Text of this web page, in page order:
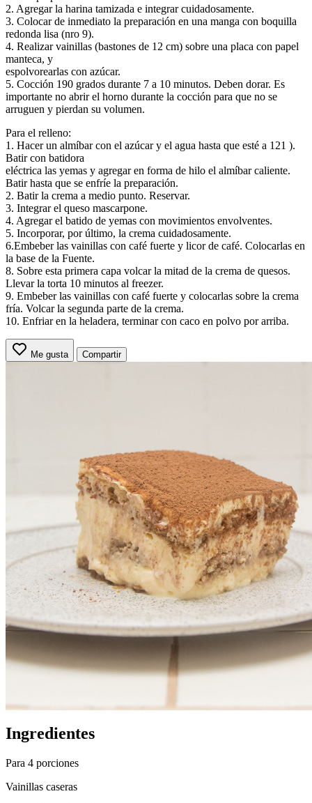
2. Agregar la harina tamizada e integrar cuidadosamente.
3. Colocar de inmediato la preparación en una manga con boquilla
redonda lisa (nro 9).
4. Realizar vainillas (bastones de 12 cm) sobre una placa con papel
manteca, y
espolvorearlas con azúcar.
5. Cocción 190 grados durante 7 a 10 minutos. Deben dorar. Es
importante no abrir el horno durante la cocción para que no se
arruguen y pierdan su volumen.
Para el relleno:
1. Hacer un almíbar con el azúcar y el agua hasta que esté a 121 ).
Batir con batidora
eléctrica las yemas y agregar en forma de hilo el almíbar caliente.
Batir hasta que se enfríe la preparación.
2. Batir la crema a medio punto. Reservar.
3. Integrar el queso mascarpone.
4. Agregar el batido de yemas con movimientos envolventes.
5. Incorporar, por último, la crema cuidadosamente.
6.Embeber las vainillas con café fuerte y licor de café. Colocarlas en
la base de la Fuente.
8. Sobre esta primera capa volcar la mitad de la crema de quesos.
Llevar la torta 10 minutos al freezer.
9. Embeber las vainillas con café fuerte y colocarlas sobre la crema
fría. Volcar la segunda parte de la crema.
10. Enfriar en la heladera, terminar con caco en polvo por arriba.
Me gusta Compartir
Ingredientes
Para 4 porciones
Vainillas caseras